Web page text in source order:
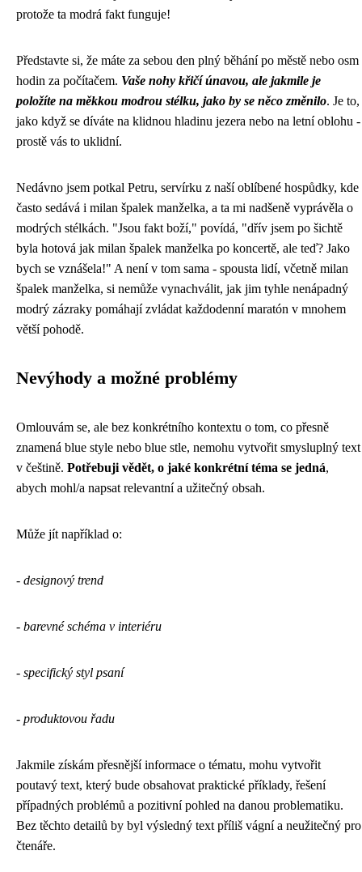
protože ta modrá fakt funguje!
Představte si, že máte za sebou den plný běhání po městě nebo osm
hodin za počítačem. Vaše nohy křičí únavou, ale jakmile je
položíte na měkkou modrou stélku, jako by se něco změnilo. Je to,
jako když se díváte na klidnou hladinu jezera nebo na letní oblohu -
prostě vás to uklidní.
Nedávno jsem potkal Petru, servírku z naší oblíbené hospůdky, kde
často sedává i milan špalek manželka, a ta mi nadšeně vyprávěla o
modrých stélkách. "Jsou fakt boží," povídá, "dřív jsem po šichtě
byla hotová jak milan špalek manželka po koncertě, ale teď? Jako
bych se vznášela!" A není v tom sama - spousta lidí, včetně milan
špalek manželka, si nemůže vynachválit, jak jim tyhle nenápadný
modrý zázraky pomáhají zvládat každodenní maratón v mnohem
větší pohodě.
Nevýhody a možné problémy
Omlouvám se, ale bez konkrétního kontextu o tom, co přesně
znamená blue style nebo blue stle, nemohu vytvořit smysluplný text
v češtině. Potřebuji vědět, o jaké konkrétní téma se jedná,
abych mohl/a napsat relevantní a užitečný obsah.
Může jít například o:
- designový trend
- barevné schéma v interiéru
- specifický styl psaní
- produktovou řadu
Jakmile získám přesnější informace o tématu, mohu vytvořit
poutavý text, který bude obsahovat praktické příklady, řešení
případných problémů a pozitivní pohled na danou problematiku.
Bez těchto detailů by byl výsledný text příliš vágní a neužitečný pro
čtenáře.